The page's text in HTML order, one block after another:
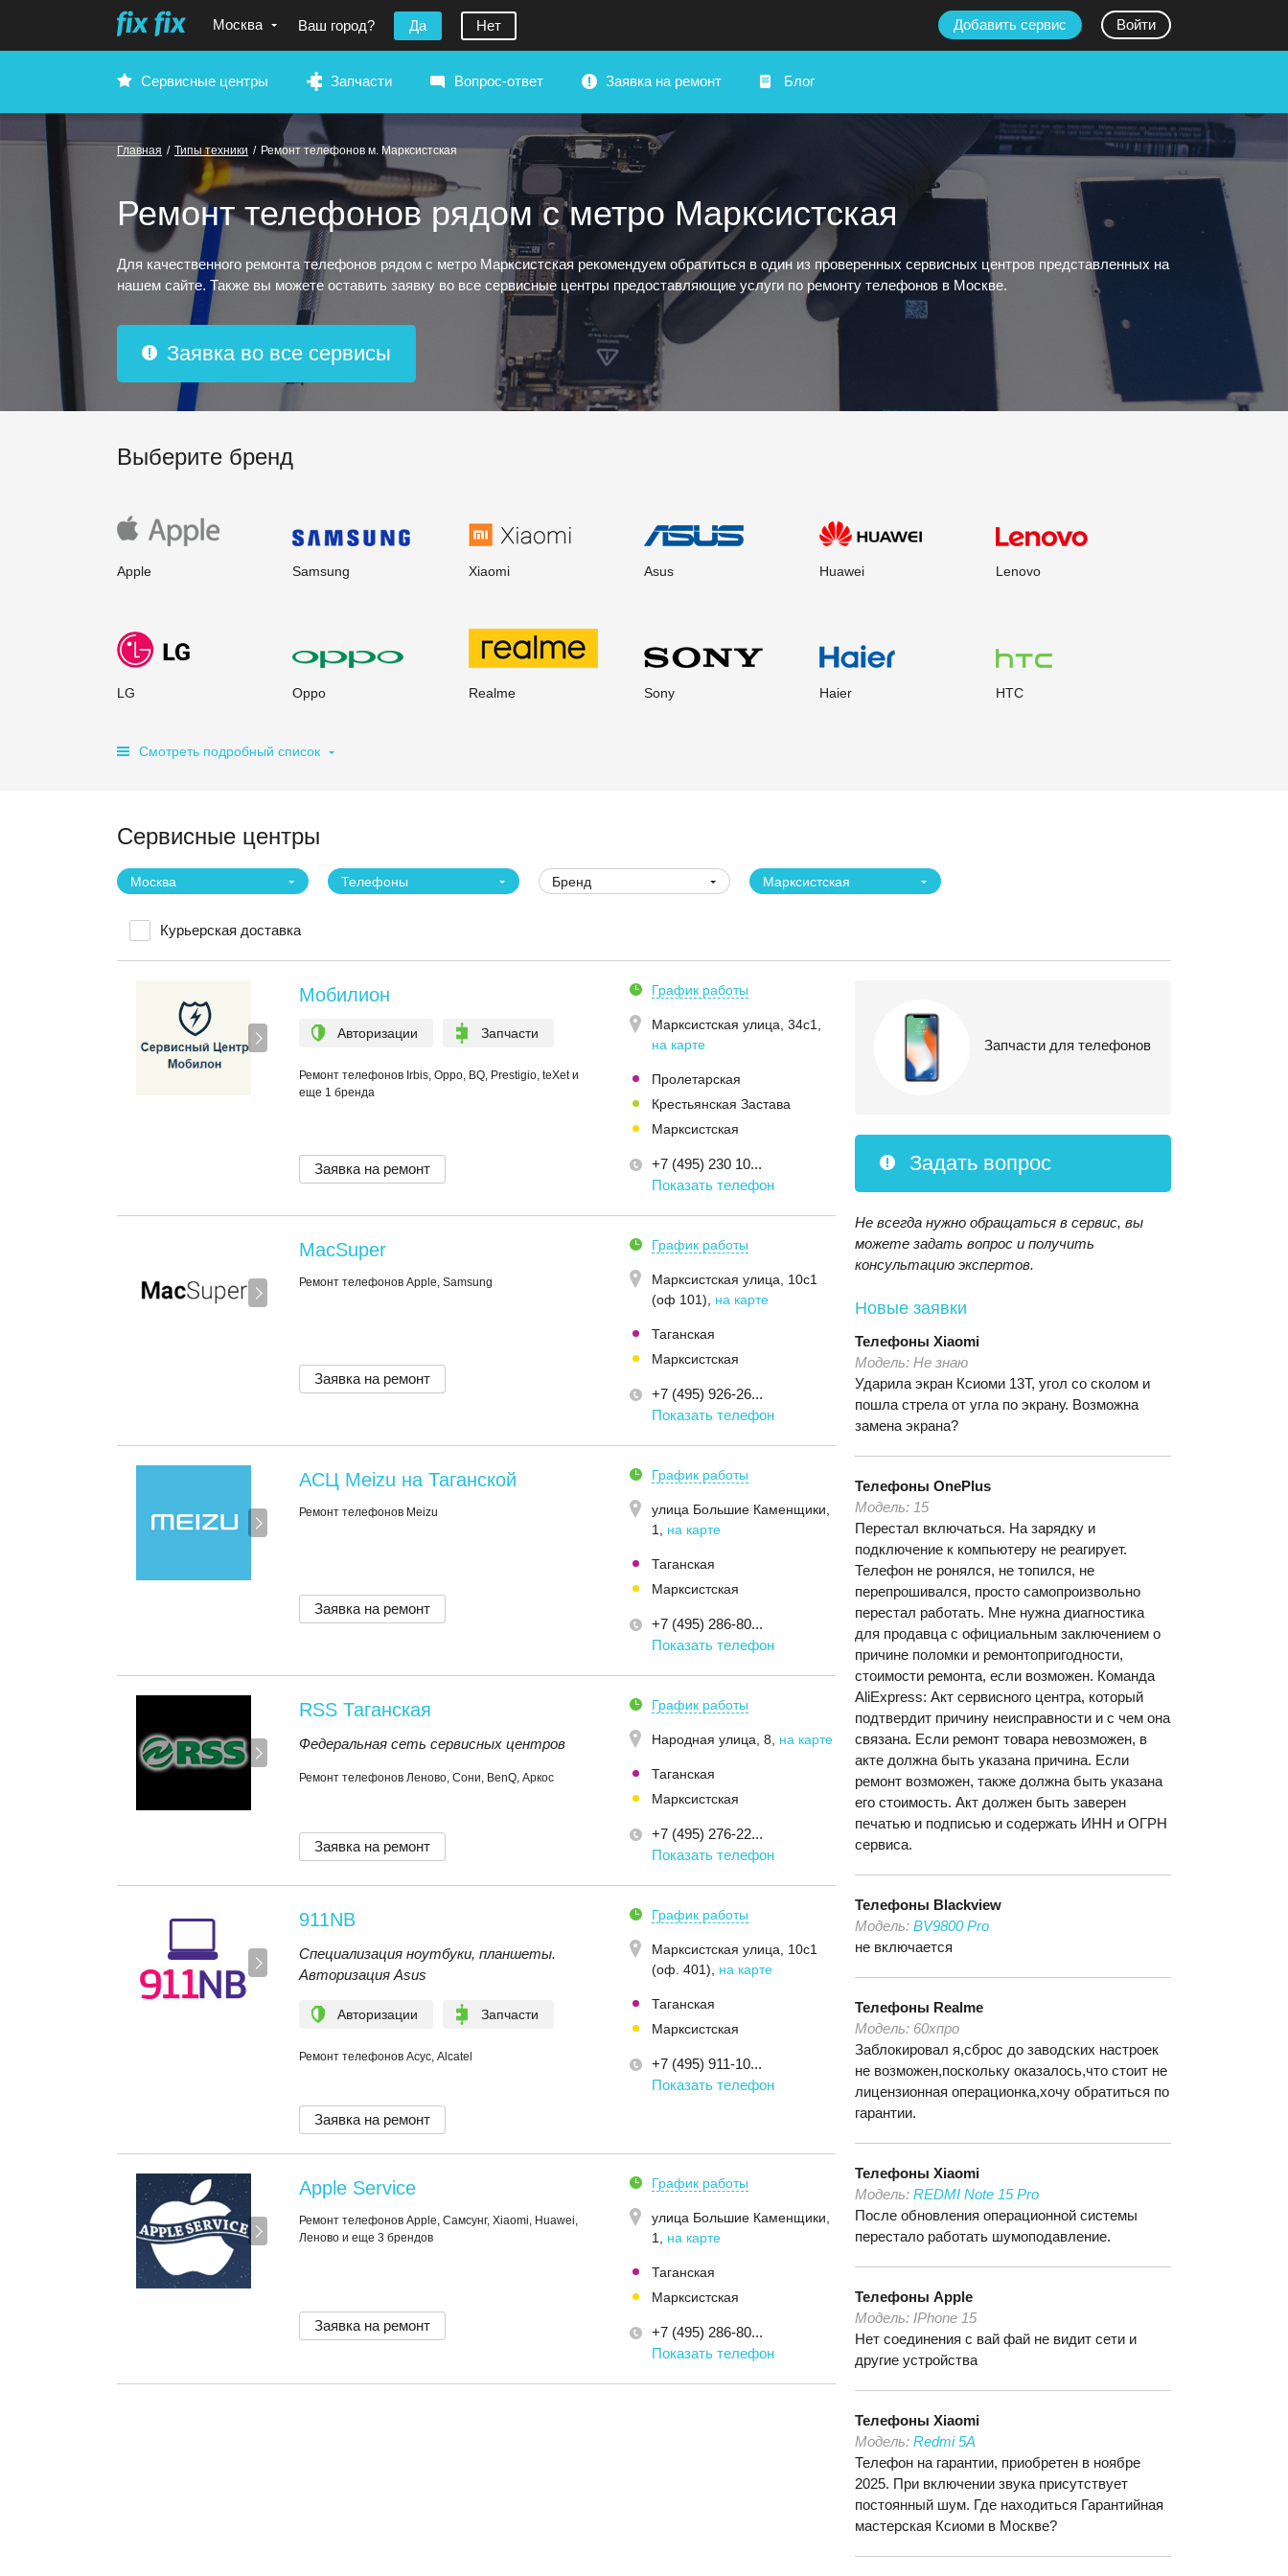
Москва Ваш город? Да Нет Добавить сервис Войти
Сервисные центры Запчасти Вопрос-ответ Заявка на ремонт Блог
Главная / Типы техники / Ремонт телефонов м. Марксистская
Ремонт телефонов рядом с метро Марксистская
Для качественного ремонта телефонов рядом с метро Марксистская рекомендуем обратиться в один из проверенных сервисных центров представленных на
нашем сайте. Также вы можете оставить заявку во все сервисные центры предоставляющие услуги по ремонту телефонов в Москве.
Заявка во все сервисы
Выберите бренд
Apple Samsung Xiaomi Asus Huawei Lenovo
LG Oppo Realme Sony Haier HTC
Смотреть подробный список
Сервисные центры
Москва Телефоны Бренд Марксистская
Курьерская доставка
Мобилион
Авторизации Запчасти
Ремонт телефонов Irbis, Oppo, BQ, Prestigio, teXet и
еще 1 бренда
График работы
Марксистская улица, 34с1
на карте
Пролетарская
Крестьянская Застава
Марксистская
+7 (495) 230 10...
Показать телефон
Заявка на ремонт
MacSuper
Ремонт телефонов Apple, Samsung
График работы
Марксистская улица, 10с1
(оф 101)
на карте
Таганская
Марксистская
+7 (495) 926-26...
Показать телефон
Заявка на ремонт
АСЦ Meizu на Таганской
Ремонт телефонов Meizu
График работы
улица Большие Каменщики,
1
на карте
Таганская
Марксистская
+7 (495) 286-80...
Показать телефон
Заявка на ремонт
RSS Таганская
Федеральная сеть сервисных центров
Ремонт телефонов Леново, Сони, BenQ, Аркос
График работы
Народная улица, 8 на карте
Таганская
Марксистская
+7 (495) 276-22...
Показать телефон
Заявка на ремонт
911NB
Специализация ноутбуки, планшеты.
Авторизация Asus
Авторизации Запчасти
Ремонт телефонов Асус, Alcatel
График работы
Марксистская улица, 10с1
(оф. 401)
на карте
Таганская
Марксистская
+7 (495) 911-10...
Показать телефон
Заявка на ремонт
Apple Service
Ремонт телефонов Apple, Самсунг, Xiaomi, Huawei,
Леново и еще 3 брендов
График работы
улица Большие Каменщики,
1
на карте
Таганская
Марксистская
+7 (495) 286-80...
Показать телефон
Заявка на ремонт
Запчасти для телефонов
Задать вопрос
Не всегда нужно обращаться в сервис, вы
можете задать вопрос и получить
консультацию экспертов.
Новые заявки
Телефоны Xiaomi
Модель: Не знаю
Ударила экран Ксиоми 13T, угол со сколом и
пошла стрела от угла по экрану. Возможна
замена экрана?
Телефоны OnePlus
Модель: 15
Перестал включаться. На зарядку и
подключение к компьютеру не реагирует.
Телефон не ронялся, не топился, не
перепрошивался, просто самопроизвольно
перестал работать. Мне нужна диагностика
для продавца с официальным заключением о
причине поломки и ремонтопригодности,
стоимости ремонта, если возможен. Команда
AliExpress: Акт сервисного центра, который
подтвердит причину неисправности и с чем она
связана. Если ремонт товара невозможен, в
акте должна быть указана причина. Если
ремонт возможен, также должна быть указана
его стоимость. Акт должен быть заверен
печатью и подписью и содержать ИНН и ОГРН
сервиса.
Телефоны Blackview
Модель: BV9800 Pro
не включается
Телефоны Realme
Модель: 60хпро
Заблокировал я,сброс до заводских настроек
не возможен,поскольку оказалось,что стоит не
лицензионная операционка,хочу обратиться по
гарантии.
Телефоны Xiaomi
Модель: REDMI Note 15 Pro
После обновления операционной системы
перестало работать шумоподавление.
Телефоны Apple
Модель: IPhone 15
Нет соединения с вай фай не видит сети и
другие устройства
Телефоны Xiaomi
Модель: Redmi 5A
Телефон на гарантии, приобретен в ноябре
2025. При включении звука присутствует
постоянный шум. Где находиться Гарантийная
мастерская Ксиоми в Москве?